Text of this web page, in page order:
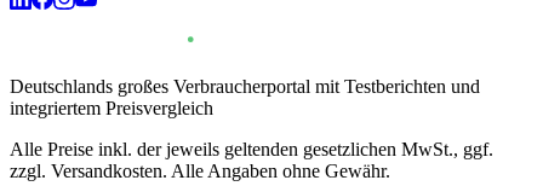
Deutschlands großes Verbraucherportal mit Testberichten und
integriertem Preisvergleich
Alle Preise inkl. der jeweils geltenden gesetzlichen MwSt., ggf.
zzgl. Versandkosten. Alle Angaben ohne Gewähr.